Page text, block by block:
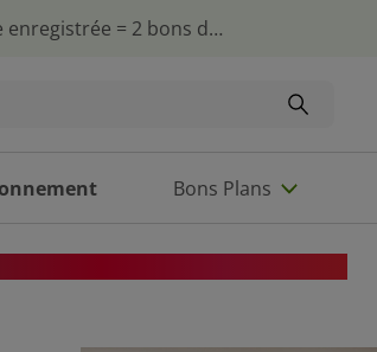
= 2 bons de 10€
Bons Plans